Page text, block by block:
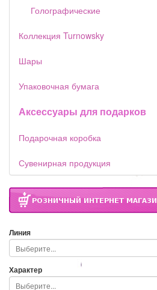
Голографические
Коллекция Turnowsky
Шары
Упаковочная бумага
Аксессуары для подарков
Подарочная коробка
Сувенирная продукция
Линия
Характер